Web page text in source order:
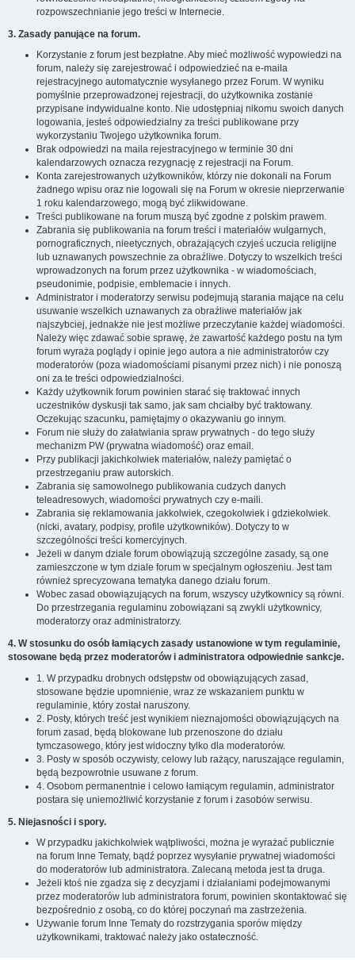
rozpowszechnianie jego treści w Internecie.
3. Zasady panujące na forum.
Korzystanie z forum jest bezpłatne. Aby mieć możliwość wypowiedzi na
forum, należy się zarejestrować i odpowiedzieć na e-maila
rejestracyjnego automatycznie wysyłanego przez Forum. W wyniku
pomyślnie przeprowadzonej rejestracji, do użytkownika zostanie
przypisane indywidualne konto. Nie udostępniaj nikomu swoich danych
logowania, jesteś odpowiedzialny za treści publikowane przy
wykorzystaniu Twojego użytkownika forum.
Brak odpowiedzi na maila rejestracyjnego w terminie 30 dni
kalendarzowych oznacza rezygnację z rejestracji na Forum.
Konta zarejestrowanych użytkowników, którzy nie dokonali na Forum
żadnego wpisu oraz nie logowali się na Forum w okresie nieprzerwanie
1 roku kalendarzowego, mogą być zlikwidowane.
Treści publikowane na forum muszą być zgodne z polskim prawem.
Zabrania się publikowania na forum treści i materiałów wulgarnych,
pornograficznych, nieetycznych, obrażających czyjeś uczucia religijne
lub uznawanych powszechnie za obraźliwe. Dotyczy to wszelkich treści
wprowadzonych na forum przez użytkownika - w wiadomościach,
pseudonimie, podpisie, emblemacie i innych.
Administrator i moderatorzy serwisu podejmują starania mające na celu
usuwanie wszelkich uznawanych za obraźliwe materiałów jak
najszybciej, jednakże nie jest możliwe przeczytanie każdej wiadomości.
Należy więc zdawać sobie sprawę, że zawartość każdego postu na tym
forum wyraża poglądy i opinie jego autora a nie administratorów czy
moderatorów (poza wiadomościami pisanymi przez nich) i nie ponoszą
oni za te treści odpowiedzialności.
Każdy użytkownik forum powinien starać się traktować innych
uczestników dyskusji tak samo, jak sam chciałby być traktowany.
Oczekując szacunku, pamiętajmy o okazywaniu go innym.
Forum nie służy do załatwiania spraw prywatnych - do tego służy
mechanizm PW (prywatna wiadomość) oraz email.
Przy publikacji jakichkolwiek materiałów, należy pamiętać o
przestrzeganiu praw autorskich.
Zabrania się samowolnego publikowania cudzych danych
teleadresowych, wiadomości prywatnych czy e-maili.
Zabrania się reklamowania jakkolwiek, czegokolwiek i gdziekolwiek.
(nicki, avatary, podpisy, profile użytkowników). Dotyczy to w
szczególności treści komercyjnych.
Jeżeli w danym dziale forum obowiązują szczególne zasady, są one
zamieszczone w tym dziale forum w specjalnym ogłoszeniu. Jest tam
również sprecyzowana tematyka danego działu forum.
Wobec zasad obowiązujących na forum, wszyscy użytkownicy są równi.
Do przestrzegania regulaminu zobowiązani są zwykli użytkownicy,
moderatorzy oraz administratorzy.
4. W stosunku do osób łamiących zasady ustanowione w tym regulaminie,
stosowane będą przez moderatorów i administratora odpowiednie sankcje.
1. W przypadku drobnych odstępstw od obowiązujących zasad,
stosowane będzie upomnienie, wraz ze wskazaniem punktu w
regulaminie, który został naruszony.
2. Posty, których treść jest wynikiem nieznajomości obowiązujących na
forum zasad, będą blokowane lub przenoszone do działu
tymczasowego, który jest widoczny tylko dla moderatorów.
3. Posty w sposób oczywisty, celowy lub rażący, naruszające regulamin,
będą bezpowrotnie usuwane z forum.
4. Osobom permanentnie i celowo łamiącym regulamin, administrator
postara się uniemożliwić korzystanie z forum i zasobów serwisu.
5. Niejasności i spory.
W przypadku jakichkolwiek wątpliwości, można je wyrażać publicznie
na forum Inne Tematy, bądź poprzez wysyłanie prywatnej wiadomości
do moderatorów lub administratora. Zalecaną metoda jest ta druga.
Jeżeli ktoś nie zgadza się z decyzjami i działaniami podejmowanymi
przez moderatorów lub administratora forum, powinien skontaktować się
bezpośrednio z osobą, co do której poczynań ma zastrzeżenia.
Używanie forum Inne Tematy do rozstrzygania sporów między
użytkownikami, traktować należy jako ostateczność.